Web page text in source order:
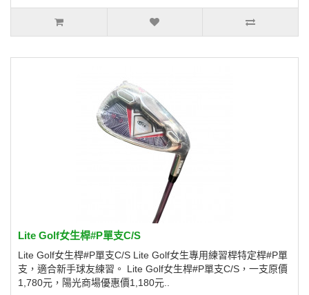
Lite Golf女生桿#P單支C/S
Lite Golf女生桿#P單支C/S Lite Golf女生專用練習桿特定桿#P單
支，適合新手球友練習。 Lite Golf女生桿#P單支C/S，一支原價
1,780元，陽光商場優惠價1,180元..